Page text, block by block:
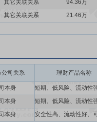
其它关联关系
94.36万
其它关联关系 21.46万
公司关系 理财产品名称
本身
本身
本身